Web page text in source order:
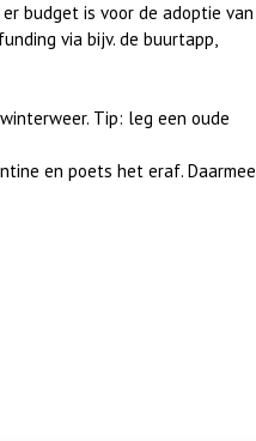
budget is voor de adoptie van
via bijv. de buurtapp,
Tip: leg een oude
en poets het eraf. Daarmee